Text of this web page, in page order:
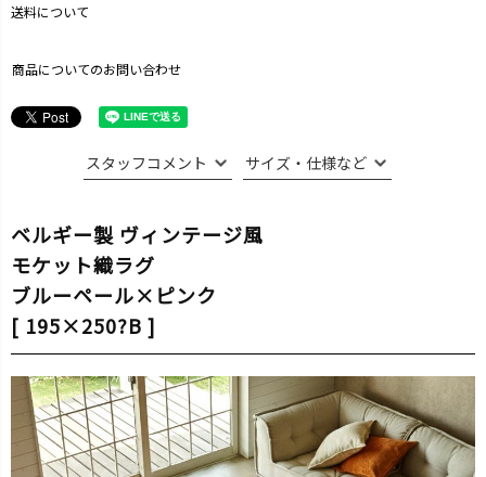
送料について
商品についてのお問い合わせ
スタッフコメント サイズ・仕様など
ベルギー製 ヴィンテージ風
モケット織ラグ
ブルーペール×ピンク
[ 195×250?B ]